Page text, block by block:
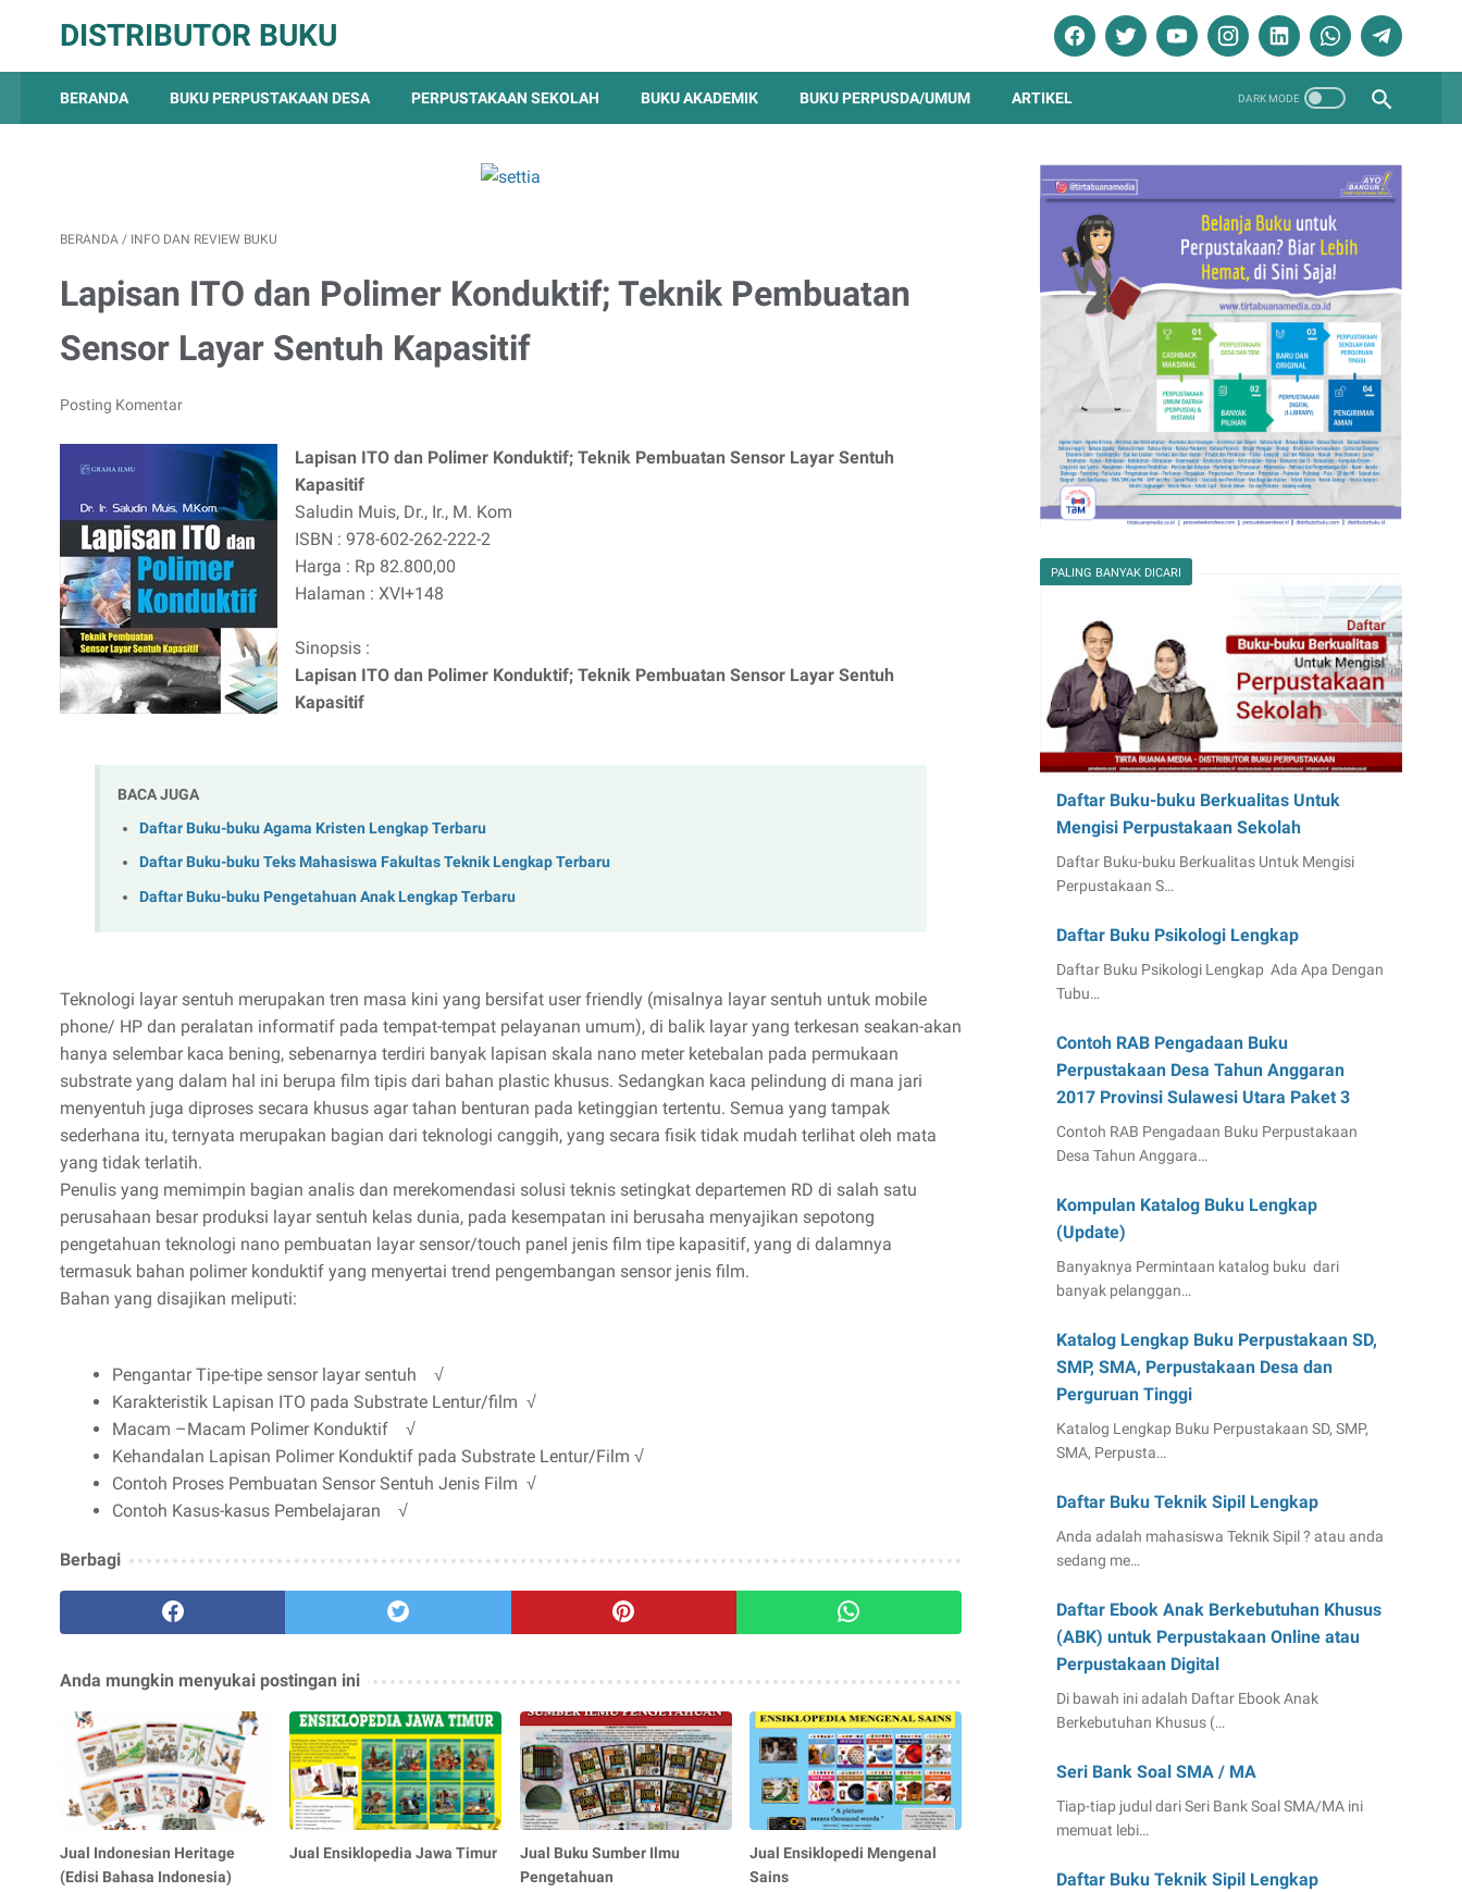
DISTRIBUTOR BUKU
BERANDA BUKU PERPUSTAKAAN DESA PERPUSTAKAAN SEKOLAH BUKU AKADEMIK BUKU PERPUSDA/UMUM ARTIKEL
BERANDA / INFO DAN REVIEW BUKU
Lapisan ITO dan Polimer Konduktif; Teknik Pembuatan
Sensor Layar Sentuh Kapasitif
Posting Komentar
Lapisan ITO dan Polimer Konduktif; Teknik Pembuatan Sensor Layar Sentuh
Kapasitif
Saludin Muis, Dr., Ir., M. Kom
ISBN : 978-602-262-222-2
Harga : Rp 82.800,00
Halaman : XVI+148
Sinopsis :
Lapisan ITO dan Polimer Konduktif; Teknik Pembuatan Sensor Layar Sentuh
Kapasitif
BACA JUGA
Daftar Buku-buku Agama Kristen Lengkap Terbaru
Daftar Buku-buku Teks Mahasiswa Fakultas Teknik Lengkap Terbaru
Daftar Buku-buku Pengetahuan Anak Lengkap Terbaru
Teknologi layar sentuh merupakan tren masa kini yang bersifat user friendly (misalnya layar sentuh untuk mobile
phone/ HP dan peralatan informatif pada tempat-tempat pelayanan umum), di balik layar yang terkesan seakan-akan
hanya selembar kaca bening, sebenarnya terdiri banyak lapisan skala nano meter ketebalan pada permukaan
substrate yang dalam hal ini berupa film tipis dari bahan plastic khusus. Sedangkan kaca pelindung di mana jari
menyentuh juga diproses secara khusus agar tahan benturan pada ketinggian tertentu. Semua yang tampak
sederhana itu, ternyata merupakan bagian dari teknologi canggih, yang secara fisik tidak mudah terlihat oleh mata
yang tidak terlatih.
Penulis yang memimpin bagian analis dan merekomendasi solusi teknis setingkat departemen RD di salah satu
perusahaan besar produksi layar sentuh kelas dunia, pada kesempatan ini berusaha menyajikan sepotong
pengetahuan teknologi nano pembuatan layar sensor/touch panel jenis film tipe kapasitif, yang di dalamnya
termasuk bahan polimer konduktif yang menyertai trend pengembangan sensor jenis film.
Bahan yang disajikan meliputi:
Pengantar Tipe-tipe sensor layar sentuh √
Karakteristik Lapisan ITO pada Substrate Lentur/film √
Macam –Macam Polimer Konduktif √
Kehandalan Lapisan Polimer Konduktif pada Substrate Lentur/Film √
Contoh Proses Pembuatan Sensor Sentuh Jenis Film √
Contoh Kasus-kasus Pembelajaran √
Berbagi
Anda mungkin menyukai postingan ini
Jual Indonesian Heritage
(Edisi Bahasa Indonesia)
Jual Ensiklopedia Jawa Timur
Jual Buku Sumber Ilmu
Pengetahuan
Jual Ensiklopedi Mengenal
Sains
PALING BANYAK DICARI
Daftar Buku-buku Berkualitas Untuk
Mengisi Perpustakaan Sekolah
Daftar Buku-buku Berkualitas Untuk Mengisi
Perpustakaan S…
Daftar Buku Psikologi Lengkap
Daftar Buku Psikologi Lengkap Ada Apa Dengan
Tubu…
Contoh RAB Pengadaan Buku
Perpustakaan Desa Tahun Anggaran
2017 Provinsi Sulawesi Utara Paket 3
Contoh RAB Pengadaan Buku Perpustakaan
Desa Tahun Anggara…
Kompulan Katalog Buku Lengkap
(Update)
Banyaknya Permintaan katalog buku dari
banyak pelanggan…
Katalog Lengkap Buku Perpustakaan SD,
SMP, SMA, Perpustakaan Desa dan
Perguruan Tinggi
Katalog Lengkap Buku Perpustakaan SD, SMP,
SMA, Perpusta…
Daftar Buku Teknik Sipil Lengkap
Anda adalah mahasiswa Teknik Sipil ? atau anda
sedang me…
Daftar Ebook Anak Berkebutuhan Khusus
(ABK) untuk Perpustakaan Online atau
Perpustakaan Digital
Di bawah ini adalah Daftar Ebook Anak
Berkebutuhan Khusus (…
Seri Bank Soal SMA / MA
Tiap-tiap judul dari Seri Bank Soal SMA/MA ini
memuat lebi…
Daftar Buku Teknik Sipil Lengkap